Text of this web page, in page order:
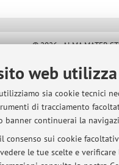
web
sia cookie tecnici
di tracciamento
banner continuerai la
consenso sui cookie
le tue scelte e
© 2026 - ALMA MATER